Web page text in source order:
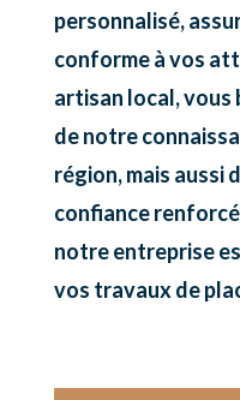
personnalisé,
conforme à vos
artisan local, vous
de notre
région, mais aussi
confiance
notre entreprise
vos travaux de